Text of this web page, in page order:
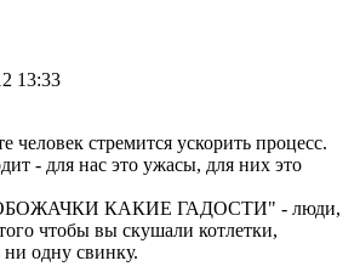
13:33
человек стремится ускорить процесс.
- для нас это ужасы, для них это
"ОБОЖАЧКИ КАКИЕ ГАДОСТИ" - люди,
чтобы вы скушали котлетки,
одну свинку.